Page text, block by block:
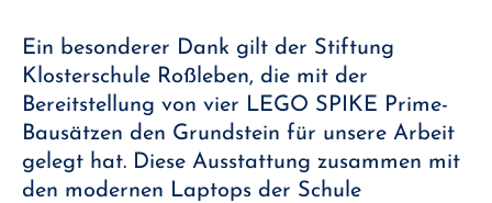
Ein besonderer Dank gilt der Stiftung
Klosterschule Roßleben, die mit der
Bereitstellung von vier LEGO SPIKE Prime-
Bausätzen den Grundstein für unsere Arbeit
gelegt hat. Diese Ausstattung zusammen mit
den modernen Laptops der Schule